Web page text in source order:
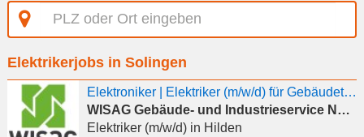
PLZ
oder
eingeben
Elektrikerjobs in Solingen
Elektroniker | Elektriker (m/w/d) für Gebäudetechnik
WISAG Gebäude- und Industrieservice Nord-West GmbH & Co. KG
Elektriker (m/w/d)in Hilden